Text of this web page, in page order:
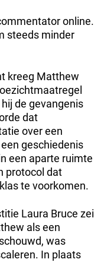
online.
steeds minder
kreeg Matthew
de gevangenis
dat
over een
geschiedenis
een aparte ruimte
protocol dat
te voorkomen.
Laura Bruce zei
als een
was
In plaats